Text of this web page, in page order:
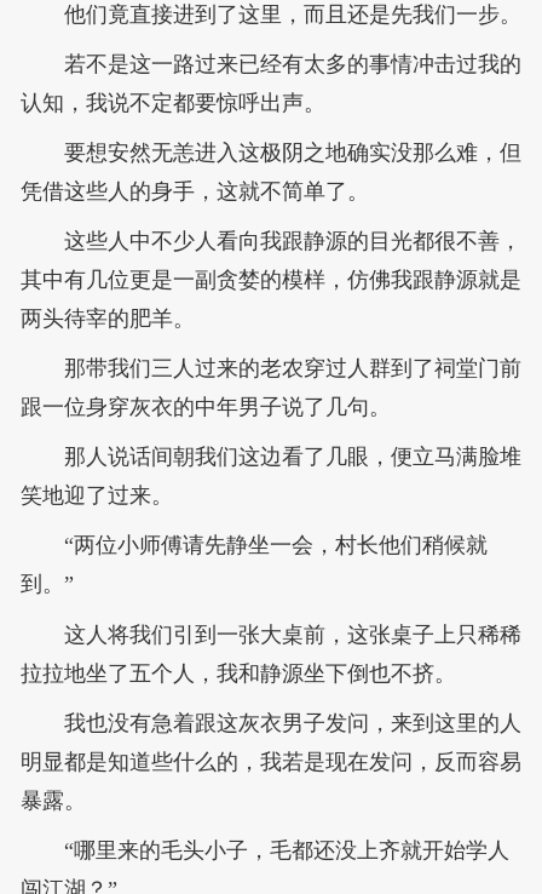
他们竟直接进到了这里，而且还是先我们一步。
若不是这一路过来已经有太多的事情冲击过我的
认知，我说不定都要惊呼出声。
要想安然无恙进入这极阴之地确实没那么难，但
凭借这些人的身手，这就不简单了。
这些人中不少人看向我跟静源的目光都很不善，
其中有几位更是一副贪婪的模样，仿佛我跟静源就是
两头待宰的肥羊。
那带我们三人过来的老农穿过人群到了祠堂门前
跟一位身穿灰衣的中年男子说了几句。
那人说话间朝我们这边看了几眼，便立马满脸堆
笑地迎了过来。
“两位小师傅请先静坐一会，村长他们稍候就
到。”
这人将我们引到一张大桌前，这张桌子上只稀稀
拉拉地坐了五个人，我和静源坐下倒也不挤。
我也没有急着跟这灰衣男子发问，来到这里的人
明显都是知道些什么的，我若是现在发问，反而容易
暴露。
“哪里来的毛头小子，毛都还没上齐就开始学人
闯江湖？”